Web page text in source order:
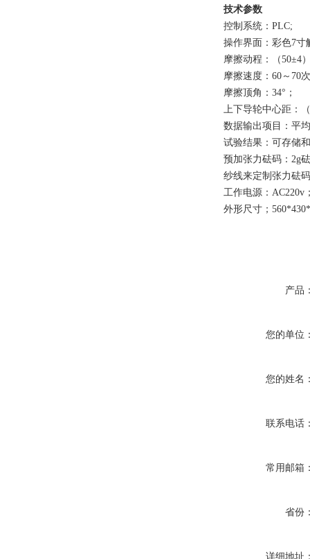
技术参数
控制系统：PLC;
操作界面：彩色7寸
摩擦动程：（50±4
摩擦速度：60～70
摩擦顶角：34°；
上下导轮中心距：
数据输出项目：平
试验结果：可存储
预加张力砝码：2g
纱线来定制张力砝
工作电源：AC220v
外形尺寸；
产品
您的单位
您的姓名
联系电话
常用邮箱
省份
详细地址